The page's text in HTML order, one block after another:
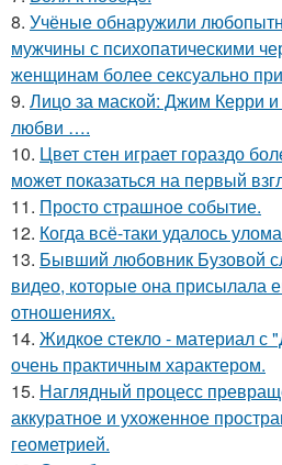
8. Учёные обнаружили
мужчины с психопатическими
женщинам более сексуально
9. Лицо за маской: Джим Керри и
любви ….
10. Цвет стен играет гораздо
может показаться на первый
11. Просто страшное событие.
12. Когда всё-таки удалось
13. Бывший любовник Бузовой
видео, которые она присылала
отношениях.
14. Жидкое стекло - материал с
очень практичным характером.
15. Наглядный процесс
аккуратное и ухоженное
геометрией.